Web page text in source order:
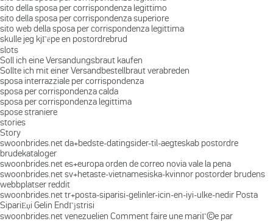
sito della sposa per corrispondenza legittimo
sito della sposa per corrispondenza superiore
sito web della sposa per corrispondenza legittima
skulle jeg kjГёpe en postordrebrud
slots
Soll ich eine Versandungsbraut kaufen
Sollte ich mit einer Versandbestellbraut verabreden
sposa interrazziale per corrispondenza
sposa per corrispondenza calda
sposa per corrispondenza legittima
spose straniere
stories
Story
swoonbrides.net da+bedste-datingsider-til-aegteskab postordre
brudekataloger
swoonbrides.net es+europa orden de correo novia vale la pena
swoonbrides.net sv+hetaste-vietnamesiska-kvinnor postorder brudens
webbplatser reddit
swoonbrides.net tr+posta-siparisi-gelinler-icin-en-iyi-ulke-nedir Posta
SipariЕџi Gelin EndГјstrisi
swoonbrides.net venezuelien Comment faire une mariГ©e par